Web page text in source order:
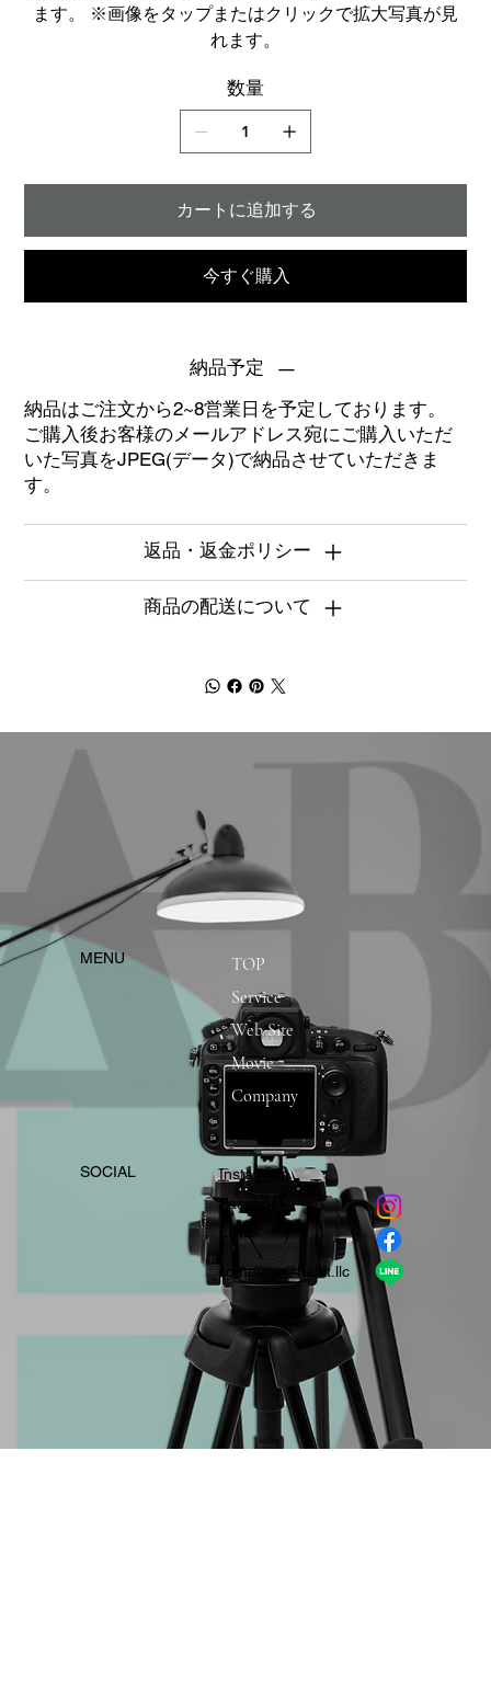
ます。 ※画像をタップまたはクリックで拡大写真が見
れます。
数量
カートに追加する
今すぐ購入
納品予定
納品はご注文から2~8営業日を予定しております。
ご購入後お客様のメールアドレス宛にご購入いただ
いた写真をJPEG(データ)で納品させていただきま
す。
返品・返金ポリシー
商品の配送について
​MENU
TOP
Service
Web Site
Movie
Company
​SOCIAL
Instagram
​Facebook
company＠habit.llc